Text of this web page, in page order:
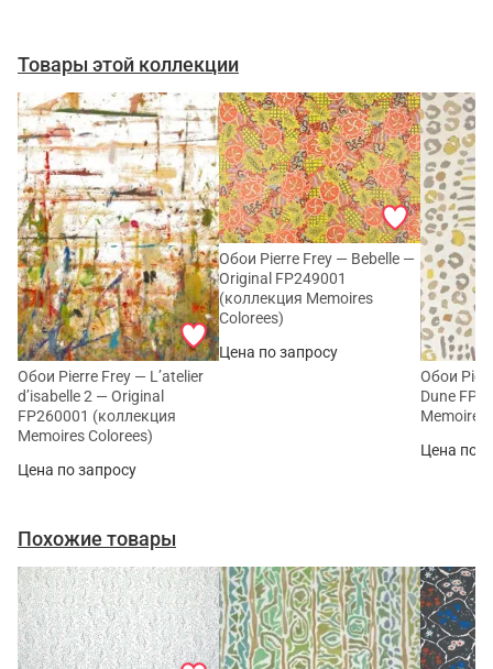
Товары этой коллекции
Обои Pierre Frey — L’atelier
d’isabelle 2 — Original
FP260001 (коллекция
Memoires Colorees)
Цена по запросу
Обои Pierre Frey — Bebelle —
Original FP249001
(коллекция Memoires
Colorees)
Цена по запросу
Обои
Dune
Memoires
Цена по
Похожие товары